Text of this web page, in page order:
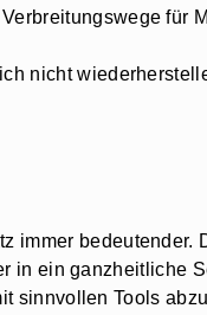
für
nicht
immer bedeutender.
in ein ganzheitliche
sinnvollen Tools